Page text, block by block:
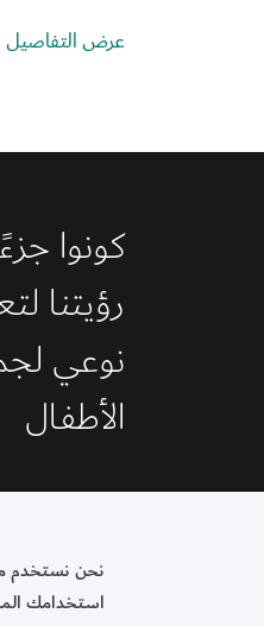
عرض التفاصيل
كونوا
رؤيتنا
نوعي
الأطفال
نحن نستخدم
استخدامك